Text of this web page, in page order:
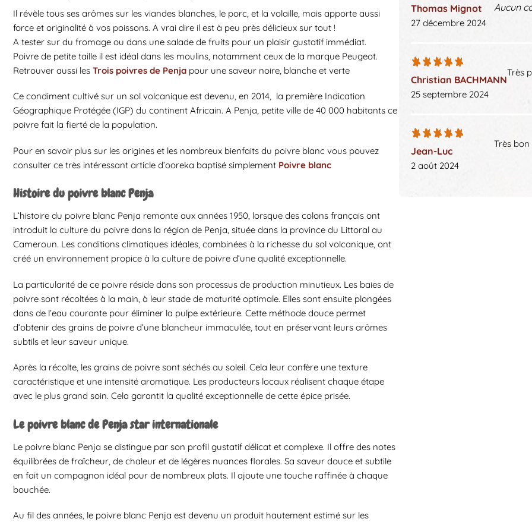
Il révèle tous ses arômes sur les viandes blanches, le porc, et la volaille, mais apporte aussi
force et originalité à vos poissons. A vrai dire il est à peu près délicieux sur tout !
A tester sur du fromage ou dans une salade de fruits pour un plaisir gustatif immédiat.
Poivre de petite taille il est idéal dans les moulins, notamment ceux de la marque Peugeot.
Retrouver aussi les Trois poivres de Penja pour une saveur noire, blanche et verte
Ce condiment cultivé sur un sol volcanique est devenu, en 2014, la première Indication
Géographique Protégée (IGP) du continent Africain. A Penja, petite ville de 40 000 habitants ce
poivre fait la fierté de la population.
Pour en savoir plus sur les origines et les nombreux bienfaits du poivre blanc vous pouvez
consulter ce très intéressant article d’ooreka baptisé simplement Poivre blanc
Histoire du poivre blanc Penja
L’histoire du poivre blanc Penja remonte aux années 1950, lorsque des colons français ont
introduit la culture du poivre dans la région de Penja, située dans la province du Littoral au
Cameroun. Les conditions climatiques idéales, combinées à la richesse du sol volcanique, ont
créé un environnement propice à la culture de poivre d’une qualité exceptionnelle.
La particularité de ce poivre réside dans son processus de production minutieux. Les baies de
poivre sont récoltées à la main, à leur stade de maturité optimale. Elles sont ensuite plongées
dans de l’eau courante pour éliminer la pulpe extérieure. Cette méthode douce permet
d’obtenir des grains de poivre d’une blancheur immaculée, tout en préservant leurs arômes
subtils et leur saveur unique.
Après la récolte, les grains de poivre sont séchés au soleil. Cela leur confère une texture
caractéristique et une intensité aromatique. Les producteurs locaux réalisent chaque étape
avec le plus grand soin. Cela garantit la qualité exceptionnelle de cette épice prisée.
Le poivre blanc de Penja star internationale
Le poivre blanc Penja se distingue par son profil gustatif délicat et complexe. Il offre des notes
équilibrées de fraîcheur, de chaleur et de légères nuances florales. Sa saveur douce et subtile
en fait un compagnon idéal pour de nombreux plats. Il ajoute une touche raffinée à chaque
bouchée.
Au fil des années, le poivre blanc Penja est devenu un produit hautement estimé sur les
Thomas Mignot
27 décembre 2024
Aucun
Christian BACHMANN
25 septembre 2024
Très
Jean-Luc
2 août 2024
Très